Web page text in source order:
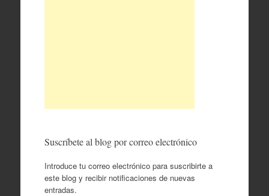
Suscríbete al blog por correo electrónico
Introduce tu correo electrónico para suscribirte a
este blog y recibir notificaciones de nuevas
entradas.